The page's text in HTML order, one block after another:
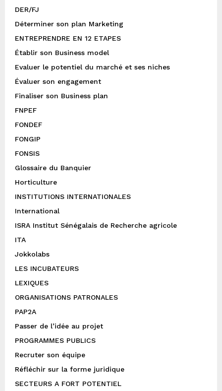
DER/FJ
Déterminer son plan Marketing
ENTREPRENDRE EN 12 ETAPES
Établir son Business model
Evaluer le potentiel du marché et ses niches
Évaluer son engagement
Finaliser son Business plan
FNPEF
FONDEF
FONGIP
FONSIS
Glossaire du Banquier
Horticulture
INSTITUTIONS INTERNATIONALES
International
ISRA Institut Sénégalais de Recherche agricole
ITA
Jokkolabs
LES INCUBATEURS
LEXIQUES
ORGANISATIONS PATRONALES
PAP2A
Passer de l’idée au projet
PROGRAMMES PUBLICS
Recruter son équipe
Réfléchir sur la forme juridique
SECTEURS A FORT POTENTIEL